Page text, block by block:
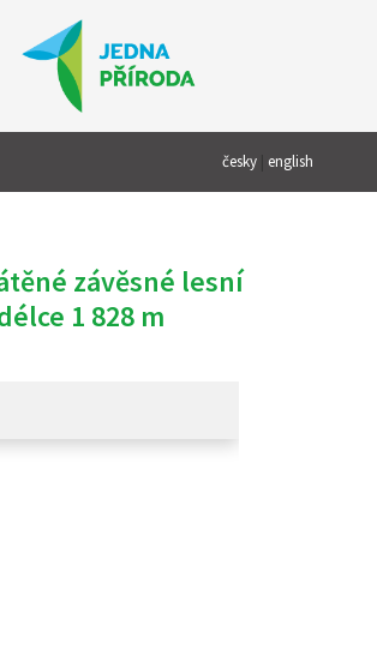
česky english
závěsné lesní
1 828 m